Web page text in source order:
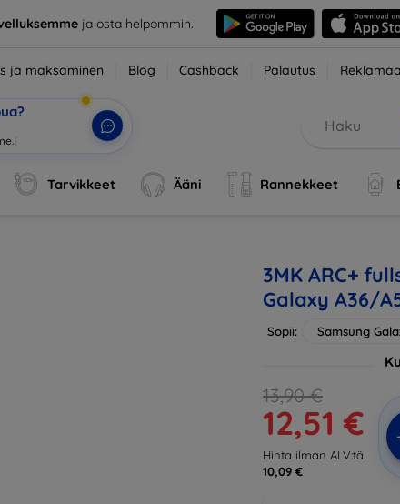
ja osta helpommin.
ja maksaminen Blog Cashback Palautus
Tarvikkeet Ääni Rannekkeet
3MK ARC+
Galaxy A36/
Sopii: Samsung
13,90 €
12,51 €
Hinta ilman ALV:tä
10,09 €